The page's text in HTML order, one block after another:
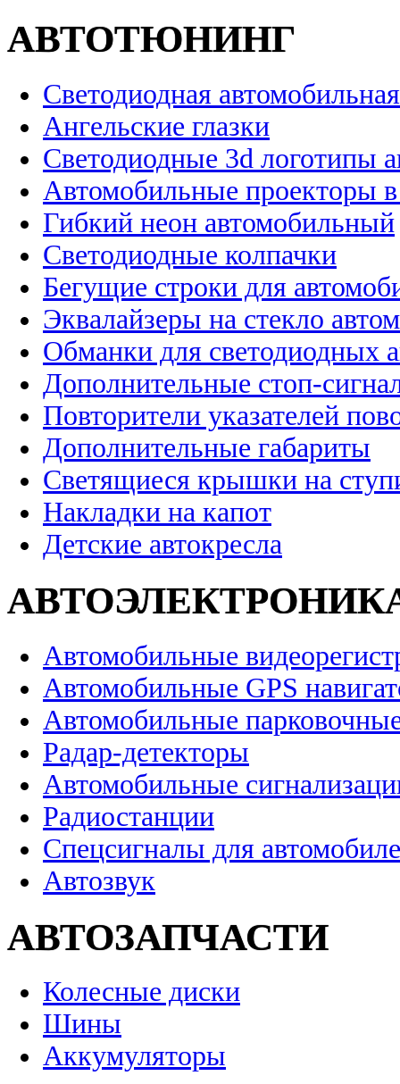
АВТОТЮНИНГ
Светодиодная
Ангельские глазки
Светодиодные 3d логотипы
Автомобильные проекторы
Гибкий неон автомобильный
Светодиодные колпачки
Бегущие строки для
Эквалайзеры на стекло
Обманки для светодиодных
Дополнительные стоп-
Повторители указателей
Дополнительные габариты
Светящиеся крышки на
Накладки на капот
Детские автокресла
Автомобильные
Автомобильные GPS
Автомобильные
Радар-детекторы
Автомобильные
Радиостанции
Спецсигналы для
Автозвук
АВТОЗАПЧАСТИ
Колесные диски
Шины
Аккумуляторы